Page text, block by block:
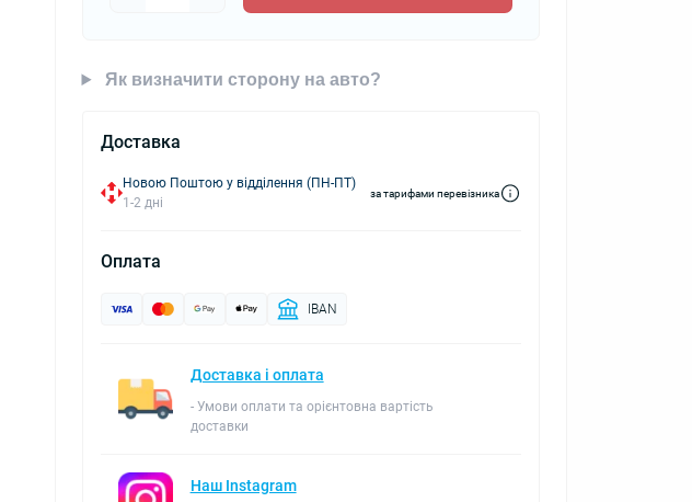
Як визначити сторону на авто?
Доставка
Новою Поштою у відділення (ПН-ПТ)
1-2 дні
за тарифами перевізника
Оплата
IBAN
Доставка і оплата
- Умови оплати та орієнтовна вартість
доставки
Наш Instagram